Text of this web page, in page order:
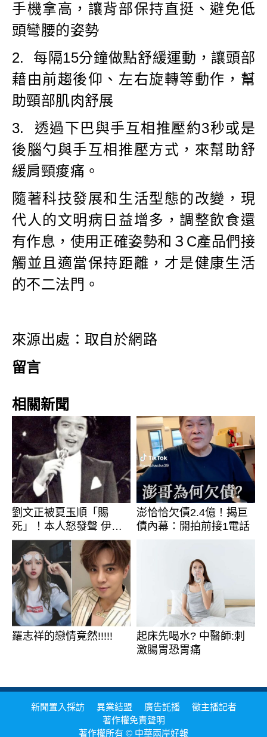
手機拿高，讓背部保持直挺、避免低
頭彎腰的姿勢
2. 每隔15分鐘做點舒緩運動，讓頭部
藉由前趨後仰、左右旋轉等動作，幫
助頸部肌肉舒展
3. 透過下巴與手互相推壓約3秒或是
後腦勺與手互相推壓方式，來幫助舒
緩肩頸痠痛。
隨著科技發展和生活型態的改變，現
代人的文明病日益增多，調整飲食還
有作息，使用正確姿勢和３C產品們接
觸並且適當保持距離，才是健康生活
的不二法門。
來源出處：取自於網路
留言
相關新聞
劉文正被夏玉順「賜
死」！本人怒發聲 伊能
靜11字回應
澎恰恰欠債2.4億！揭巨
債內幕：開拍前接1電話
羅志祥的戀情竟然!!!!!
起床先喝水? 中醫師:刺
激腸胃恐胃痛
新聞置入採訪 異業結盟 廣告託播
徵主播記者
著作權免責聲明
著作權所有 © 中華兩岸好報